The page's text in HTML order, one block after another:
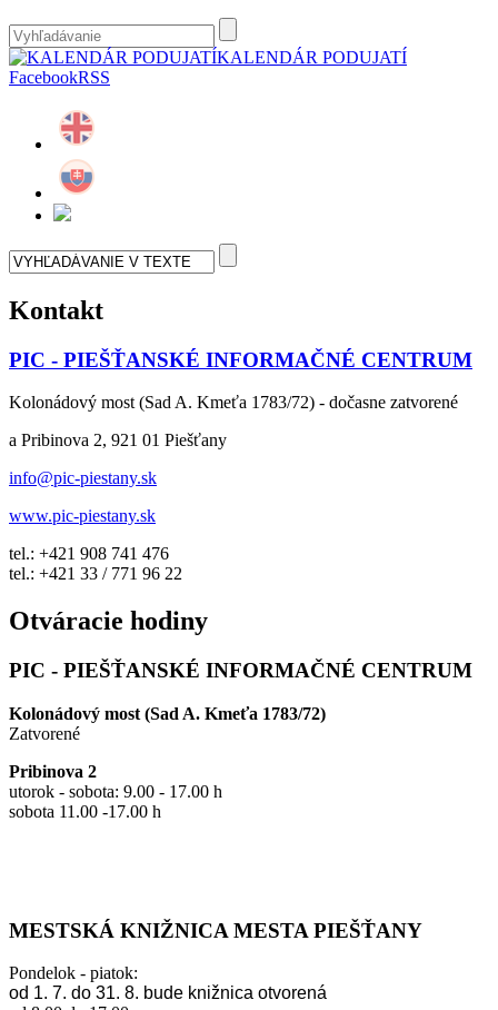
KALENDÁR PODUJATÍ
FacebookRSS
Kontakt
PIC - PIEŠŤANSKÉ INFORMAČNÉ CENTRUM
Kolonádový most (Sad A. Kmeťa 1783/72) - dočasne zatvorené
a Pribinova 2, 921 01 Piešťany
info@pic-piestany.sk
www.pic-piestany.sk
tel.: +421 908 741 476
tel.: +421 33 / 771 96 22
Otváracie hodiny
PIC - PIEŠŤANSKÉ INFORMAČNÉ CENTRUM
Kolonádový most (Sad A. Kmeťa 1783/72)
Zatvorené
Pribinova 2
utorok - sobota: 9.00 - 17.00 h
sobota 11.00 -17.00 h
MESTSKÁ KNIŽNICA MESTA PIEŠŤANY
Pondelok - piatok:
od 1. 7. do 31. 8. bude knižnica otvorená